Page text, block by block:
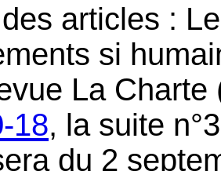
articles :
si
La
18, la suite
du 2